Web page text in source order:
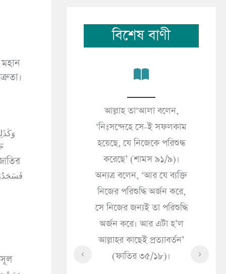
বিশেষ বাণী
(আনকাবূত ২৯/৬৪)।
দুনিয়ার জীবন শুধু
মাত্র’ (ইমরান
৩/১৮৫)।
আল্লাহ তা‘আলা বলেন,
‘নিঃসন্দেহে সে-ই সফলকাম
হয়েছে, যে নিজেকে পরিশুদ্ধ
করেছে’ (শামস ৯১/৯)।
অন্যত্র বলেন, ‘আর যে ব্যক্তি
নিজের পরিশুদ্ধি অর্জন করে,
সে নিজের জন্যই তা পরিশুদ্ধি
অর্জন করে। আর এটা হ’ল
আল্লাহর কাছেই প্রত্যাবর্তন’
(ফাতির ৩৫/১৮)।